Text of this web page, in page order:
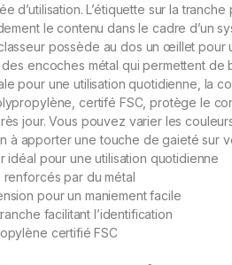
d’utilisation. L’étiquette sur la tranche
le contenu dans le cadre d’un
possède au dos un œillet pour
encoches métal qui permettent de
pour une utilisation quotidienne, la
certifé FSC, protège le
jour. Vous pouvez varier les
à apporter une touche de gaieté sur
idéal pour une utilisation quotidienne
par du métal
pour un maniement facile
facilitant l’identification
certifié FSC